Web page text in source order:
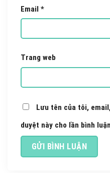
Email *
Trang web
Lưu tên của tôi,
duyệt này cho lần bình